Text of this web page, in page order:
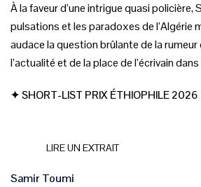
À la faveur d’une intrigue quasi
pulsations et les paradoxes de l’Algérie
audace la question brûlante de la
l’actualité et de la place de l’écrivain
✦ SHORT-LIST PRIX ÉTHIOPHILE 2026
LIRE UN EXTRAIT
Samir Toumi